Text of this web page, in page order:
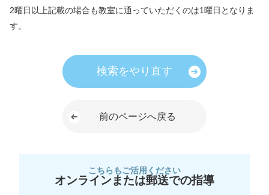
2曜日以上記載の場合も教室に通っていただくのは1曜日となりま
す。
検索をやり直す
前のページへ戻る
こちらもご活用ください
オンラインまたは郵送での指導